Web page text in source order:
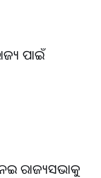
ପାଇଁ
ରାଜ୍ୟସଭାକୁ